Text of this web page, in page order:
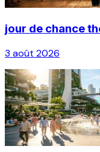
jour de chance
3 août 2026